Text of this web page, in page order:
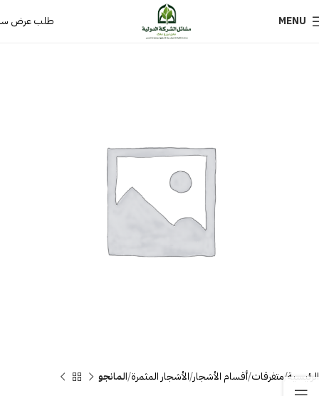
MENU طلب عرض
الرئيسية متفرقات أقسام الأشجار الأشجار المثمرة المانجو